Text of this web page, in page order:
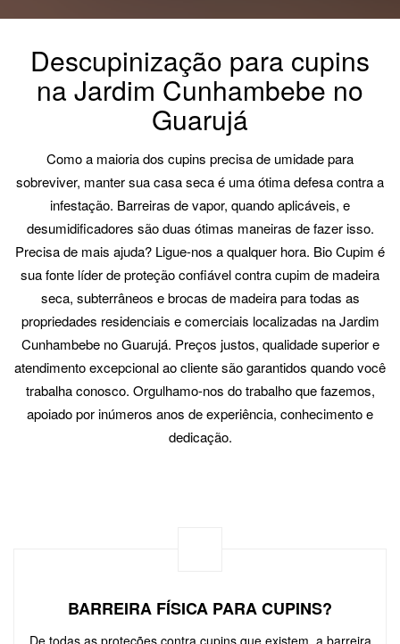
Descupinização para cupins
na Jardim Cunhambebe no
Guarujá
Como a maioria dos cupins precisa de umidade para
sobreviver, manter sua casa seca é uma ótima defesa contra a
infestação. Barreiras de vapor, quando aplicáveis, e
desumidificadores são duas ótimas maneiras de fazer isso.
Precisa de mais ajuda? Ligue-nos a qualquer hora. Bio Cupim é
sua fonte líder de proteção confiável contra cupim de madeira
seca, subterrâneos e brocas de madeira para todas as
propriedades residenciais e comerciais localizadas na Jardim
Cunhambebe no Guarujá. Preços justos, qualidade superior e
atendimento excepcional ao cliente são garantidos quando você
trabalha conosco. Orgulhamo-nos do trabalho que fazemos,
apoiado por inúmeros anos de experiência, conhecimento e
dedicação.
BARREIRA FÍSICA PARA CUPINS?
De todas as proteções contra cupins que existem, a barreira